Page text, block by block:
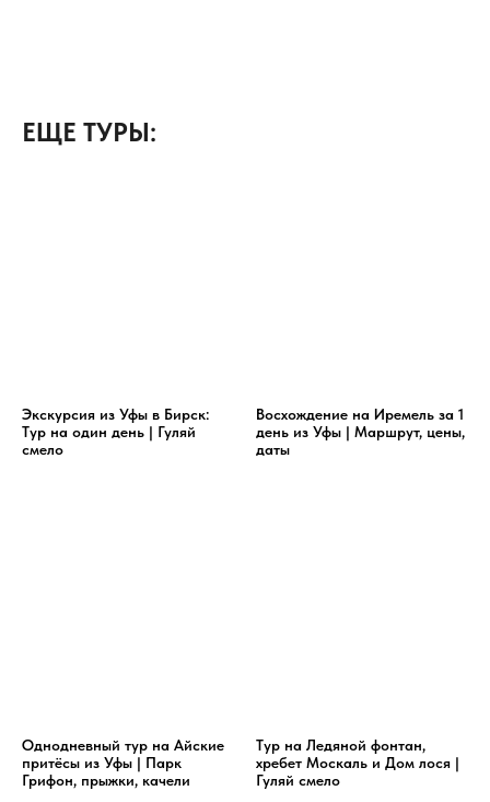
ЕЩЕ ТУРЫ:
Экскурсия из Уфы в Бирск:
Тур на один день | Гуляй
смело
Восхождение на Иремель за 1
день из Уфы | Маршрут, цены,
даты
Однодневный тур на Айские
притёсы из Уфы | Парк
Грифон, прыжки, качели
Тур на Ледяной фонтан,
хребет Москаль и Дом лося |
Гуляй смело